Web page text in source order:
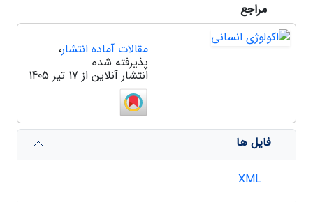
مراجع
مقالات آماده انتشار،
پذیرفته شده
انتشار آنلاین از 17 تیر 1405
فایل ها